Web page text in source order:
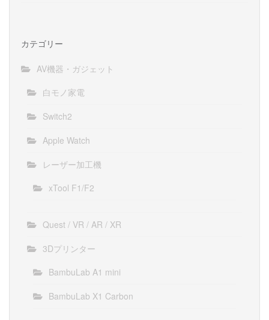
カテゴリー
AV機器・ガジェット
白モノ家電
Switch2
Apple Watch
レーザー加工機
xTool F1/F2
Quest / VR / AR / XR
3Dプリンター
BambuLab A1 mini
BambuLab X1 Carbon